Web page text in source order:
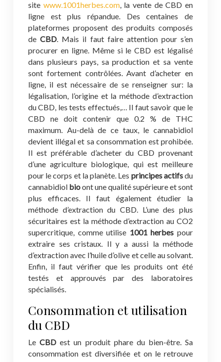
site www.1001herbes.com, la vente de CBD en
ligne est plus répandue. Des centaines de
plateformes proposent des produits composés
deCBD. Mais il faut faire attention pour s’en
procurer en ligne. Même si le CBD est légalisé
dans plusieurs pays, sa production et sa vente
sont fortement contrôlées. Avant d’acheter en
ligne, il est nécessaire de se renseigner sur: la
légalisation, l’origine et la méthode d’extraction
du CBD, les tests effectués,… Il faut savoir que le
CBD ne doit contenir que 0.2 % de THC
maximum. Au-delà de ce taux, le cannabidiol
devient illégal et sa consommation est prohibée.
Il est préférable d’acheter du CBD provenant
d’une agriculture biologique, qui est meilleure
pour le corps et la planète. Les principes actifsdu
cannabidiol bioont une qualité supérieure et sont
plus efficaces. Il faut également étudier la
méthode d’extraction du CBD. L’une des plus
sécuritaires est la méthode d’extraction au CO2
supercritique, comme utilise 1001 herbes pour
extraire ses cristaux. Il y a aussi la méthode
d’extraction avec l’huile d’olive et celle au solvant.
Enfin, il faut vérifier que les produits ont été
testés et approuvés par des laboratoires
spécialisés.
Consommation et utilisation
du CBD
LeCBD est un produit phare du bien-être. Sa
consommation est diversifiée et on le retrouve